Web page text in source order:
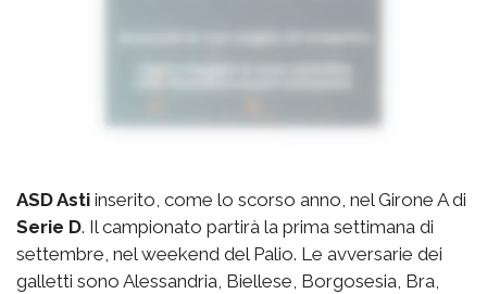
ASD Asti inserito, come lo scorso anno, nel Girone A di
Serie D. Il campionato partirà la prima settimana di
settembre, nel weekend del Palio. Le avversarie dei
galletti sono Alessandria, Biellese, Borgosesia, Bra,